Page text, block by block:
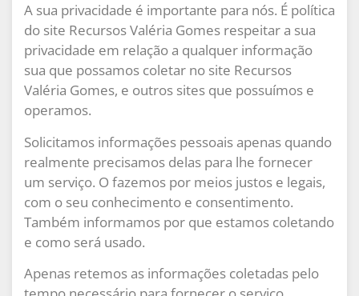
A sua privacidade é importante para nós. É política
do site Recursos Valéria Gomes respeitar a sua
privacidade em relação a qualquer informação
sua que possamos coletar no site Recursos
Valéria Gomes, e outros sites que possuímos e
operamos.
Solicitamos informações pessoais apenas quando
realmente precisamos delas para lhe fornecer
um serviço. O fazemos por meios justos e legais,
com o seu conhecimento e consentimento.
Também informamos por que estamos coletando
e como será usado.
Apenas retemos as informações coletadas pelo